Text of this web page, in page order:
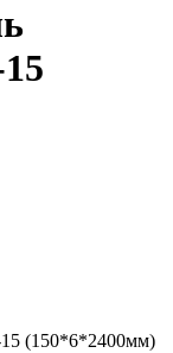
(150*6*2400мм)